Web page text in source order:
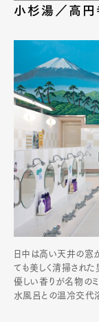
小杉湯／高円
日中は高い天井の窓
ても美しく清掃され
優しい香りが名物の
水風呂との温冷交代